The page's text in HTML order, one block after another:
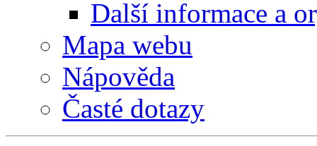
Další informace a
Mapa webu
Nápověda
Časté dotazy